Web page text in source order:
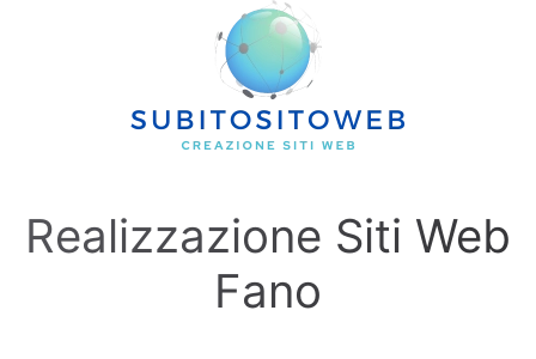
Skip to main content
Realizzazione Siti Web
Fano